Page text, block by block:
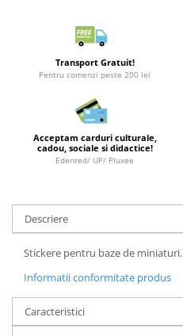
Postere
Figurine
Cani/Pahare
Plusuri si papusi
Decoratiuni
Carti
Fesuri
Studio Ghibli/My Neighbor
Totoro/Kiki etc
Transport Gratuit!
Pentru comenzi peste 200 lei
Acceptam carduri culturale,
cadou, sociale si didactice!
Edenred/ UP/ Pluxee
Descriere
Stickere pentru baze de miniaturi.
Informatii conformitate produs
Caracteristici